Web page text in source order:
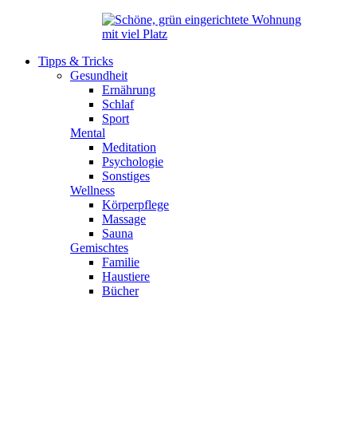
Tipps & Tricks
Gesundheit
Ernährung
Schlaf
Sport
Mental
Meditation
Psychologie
Sonstiges
Wellness
Körperpflege
Massage
Sauna
Gemischtes
Familie
Haustiere
Bücher